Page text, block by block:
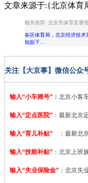
文章来源于:{北京体育
相关推荐: 北京市体育竞赛
各区体育局，北京经济技
知如下…
关注【大京事】微信公众
输入“小车摇号” ： 北京小客
输入“定点医院” ： 最新北京
输入“育儿补贴” ：最新北
输入“技能补贴” ： 北京上班
输入“失业保险金” ：北京失